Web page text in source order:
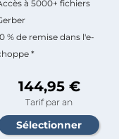
à 5000+ fichiers
% de remise dans l'e-
*
144,95 €
Tarif par an